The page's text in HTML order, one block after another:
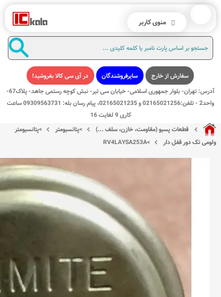
سفارش از خارج سایرفروشندگان
در آی سی کالا بفروشید!
آدرس: تهران- بلوار جمهوری اسلامی- خیابان سی تیر- نبش کوچه رستمی جاهد- پلاک67-
واحد2 - تلفن:02165021256 و 02165021235، پیام رسان بله: 09309563731 ساعت
کاری 9 لغایت 16
قطعات پسیو (مقاومت، خازن، سلف ...)
>پتانسیومتر >پتانسیومتر
ولومی تک دور قفل دار
>
RV4LAYSA253A
منوی کاربر